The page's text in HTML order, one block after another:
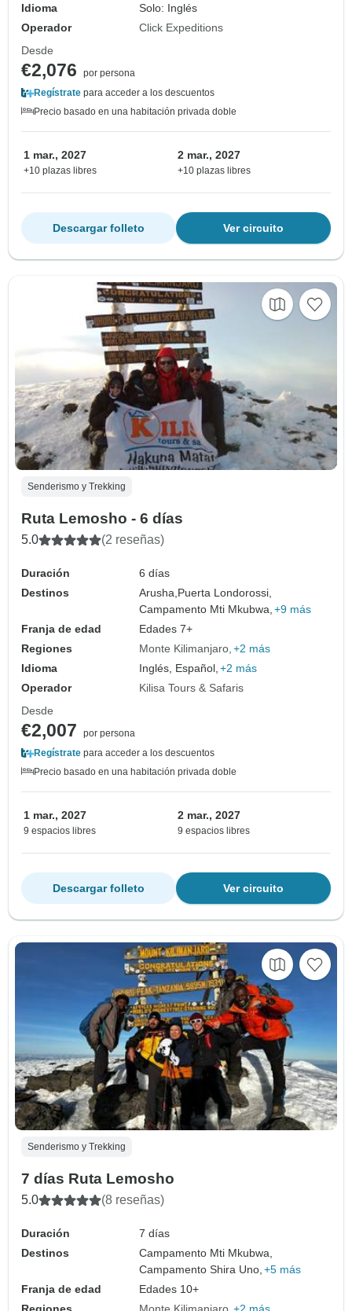
Idioma
Solo: Inglés
Operador
Click Expeditions
Desde
€2,076
por persona
Regístrate para acceder a los descuentos
Precio basado en una habitación privada doble
1 mar., 2027
+10 plazas libres
2 mar., 2027
+10 plazas libres
Ver circuito
Descargar folleto
Senderismo y Trekking
Ruta Lemosho - 6 días
5.0 (2 reseñas)
Duración
6 días
Destinos
Arusha, Puerta Londorossi,
Campamento Mti Mkubwa, +9 más
Franja de edad
Edades 7+
Regiones
Monte Kilimanjaro +2 más
Idioma
Inglés, Español, +2 más
Operador
Kilisa Tours & Safaris
Desde
€2,007
por persona
Regístrate para acceder a los descuentos
Precio basado en una habitación privada doble
1 mar., 2027
9 espacios libres
2 mar., 2027
9 espacios libres
Ver circuito
Descargar folleto
Senderismo y Trekking
7 días Ruta Lemosho
5.0 (8 reseñas)
Duración
7 días
Destinos
Campamento Mti Mkubwa,
Campamento Shira Uno, +5 más
Franja de edad
Edades 10+